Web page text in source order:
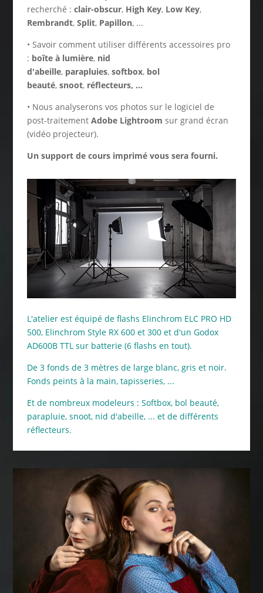
recherché : clair-obscur, High Key, Low Key,
Rembrandt,Split, Papillon, ...
• Savoir comment utiliser différents accessoires pro
: boîte à lumière, nid
d'abeille, parapluies, softbox, bol
beauté, snoot, réflecteurs, ...
• Nous analyserons vos photos sur le logiciel de
post-traitement Adobe Lightroom sur grand écran
(vidéo projecteur).
Un support de cours imprimé vous sera fourni.
L'atelier est équipé de flashs Elinchrom ELC PRO HD
500, Elinchrom Style RX 600 et 300 et d'un Godox
AD600B TTL sur batterie (6 flashs en tout).
De 3 fonds de 3 mètres de large blanc, gris et noir.
Fonds peints à la main, tapisseries, ...
Et de nombreux modeleurs : Softbox, bol beauté,
parapluie, snoot, nid d'abeille, ... et de différents
réflecteurs.